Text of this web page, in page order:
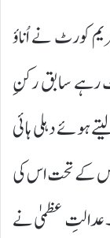
سپریم کورٹ نے اُناؤ
رہے سابق رکنِ
ہوئے دہلی ہائی
کے تحت اس کی
عدالتِ عظمیٰ نے